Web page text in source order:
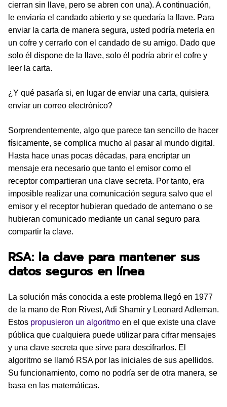
cierran sin llave, pero se abren con una). A continuación,
le enviaría el candado abierto y se quedaría la llave. Para
enviar la carta de manera segura, usted podría meterla en
un cofre y cerrarlo con el candado de su amigo. Dado que
solo él dispone de la llave, solo él podría abrir el cofre y
leer la carta.
¿Y qué pasaría si, en lugar de enviar una carta, quisiera
enviar un correo electrónico?
Sorprendentemente, algo que parece tan sencillo de hacer
físicamente, se complica mucho al pasar al mundo digital.
Hasta hace unas pocas décadas, para encriptar un
mensaje era necesario que tanto el emisor como el
receptor compartieran una clave secreta. Por tanto, era
imposible realizar una comunicación segura salvo que el
emisor y el receptor hubieran quedado de antemano o se
hubieran comunicado mediante un canal seguro para
compartir la clave.
RSA: la clave para mantener sus
datos seguros en línea
La solución más conocida a este problema llegó en 1977
de la mano de Ron Rivest, Adi Shamir y Leonard Adleman.
Estos propusieron un algoritmo en el que existe una clave
pública que cualquiera puede utilizar para cifrar mensajes
y una clave secreta que sirve para descifrarlos. El
algoritmo se llamó RSA por las iniciales de sus apellidos.
Su funcionamiento, como no podría ser de otra manera, se
basa en las matemáticas.